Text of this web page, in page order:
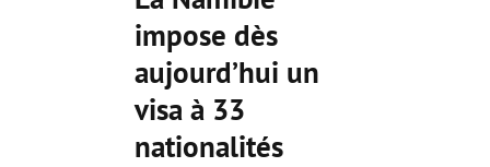
impose dès
aujourd’hui un
visa à 33
nationalités